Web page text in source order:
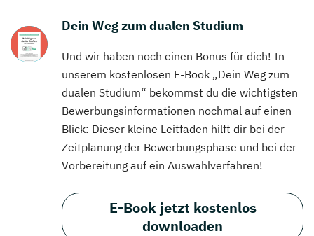
Dein Weg zum dualen Studium
Und wir haben noch einen Bonus für dich! In
unserem kostenlosen E-Book „Dein Weg zum
dualen Studium“ bekommst du die wichtigsten
Bewerbungsinformationen nochmal auf einen
Blick: Dieser kleine Leitfaden hilft dir bei der
Zeitplanung der Bewerbungsphase und bei der
Vorbereitung auf ein Auswahlverfahren!
E-Book jetzt kostenlos
downloaden